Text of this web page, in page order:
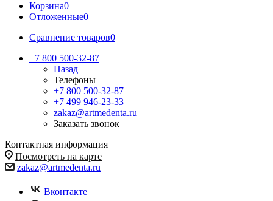
Корзина0
Отложенные0
Сравнение товаров0
+7 800 500-32-87
Назад
Телефоны
+7 800 500-32-87
+7 499 946-23-33
zakaz@artmedenta.ru
Заказать звонок
Контактная информация
Посмотреть на карте
zakaz@artmedenta.ru
Вконтакте